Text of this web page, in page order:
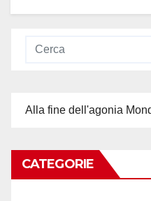
Alla fine dell'agonia
CATEGORIE